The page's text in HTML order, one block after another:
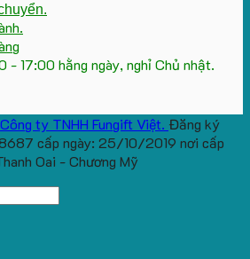
- 17:00 hằng ngày, nghỉ Chủ nhật.
Công ty TNHH Fungift Việt. Đăng ký
cấp ngày: 25/10/2019 nơi cấp
Oai - Chương Mỹ